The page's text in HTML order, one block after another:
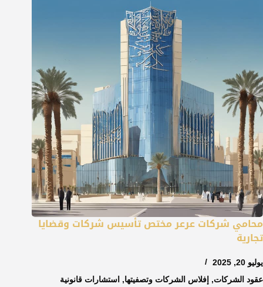
محامي شركات عرعر مختص تأسيس شركات وقضايا
تجارية
يوليو 20, 2025
عقود الشركات, إفلاس الشركات وتصفيتها, استشارات قانونية